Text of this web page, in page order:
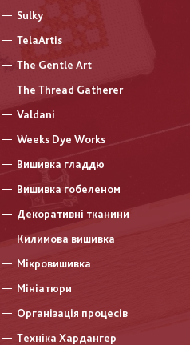
Sulky
TelaArtis
The Gentle Art
The Thread Gatherer
Valdani
Weeks Dye Works
Вишивка гладдю
Вишивка гобеленом
Декоративні тканини
Килимова вишивка
Мікровишивка
Мініатюри
Організація процесів
Техніка Хардангер